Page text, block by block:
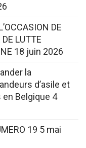
DE
LUTTE
18 juin 2026
la
d’asile et
Belgique 4
19 5 mai